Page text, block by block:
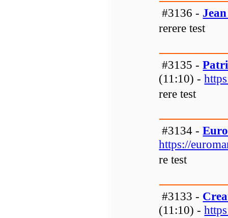
#3136 -
rerere test
#3135 -
(11:10) -
rere test
#3134 -
https://
re test
#3133 -
(11:10) -